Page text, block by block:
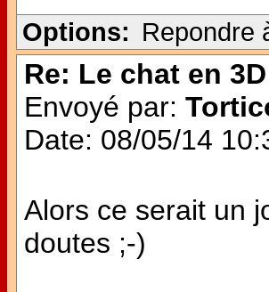
Options: Repondre
Re: Le chat en 3D
Envoyé par:
Date: 08/05/14
Alors ce serait un
doutes ;-)